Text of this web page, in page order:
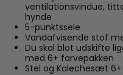
ventilationsvindue,
hynde
5-punktssele
Vandafvisende stof
Du skal blot udskifte
med 6+ farvepakken
Stel og Kalechesæt